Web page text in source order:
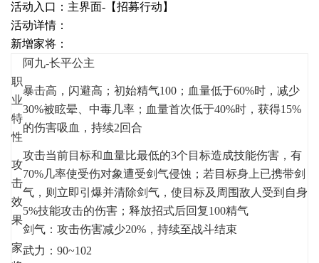
活动入口：主界面-【招募行动】
活动详情：
新增家将：
阿九-长平公主
职
业
特
性
暴击高，闪避高；初始精气100；血量低于60%时，减少
30%被眩晕、中毒几率；血量首次低于40%时，获得15%
的伤害吸血，持续2回合
攻
击
效
果
攻击当前目标和血量比最低的3个目标造成技能伤害，有
70%几率使受伤对象遭受剑气侵蚀；若目标身上已携带剑
气，则立即引爆并清除剑气，使目标及周围敌人受到自身
5%技能攻击的伤害；释放招式后回复100精气
剑气：攻击伤害减少20%，持续至战斗结束
家武力：90~102